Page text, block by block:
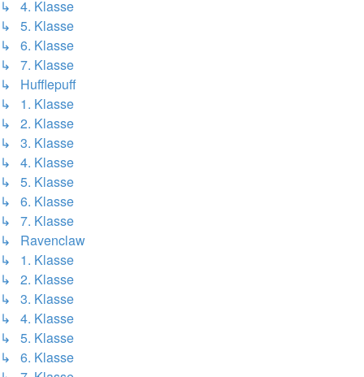
↳ 4. Klasse
↳ 5. Klasse
↳ 6. Klasse
↳ 7. Klasse
↳ Hufflepuff
↳ 1. Klasse
↳ 2. Klasse
↳ 3. Klasse
↳ 4. Klasse
↳ 5. Klasse
↳ 6. Klasse
↳ 7. Klasse
↳ Ravenclaw
↳ 1. Klasse
↳ 2. Klasse
↳ 3. Klasse
↳ 4. Klasse
↳ 5. Klasse
↳ 6. Klasse